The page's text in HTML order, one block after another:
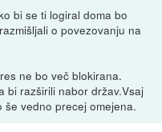
bi se ti logiral doma bo
o povezovanju na
ne bo več blokirana.
bi razširili nabor držav.Vsaj
vedno precej omejena.